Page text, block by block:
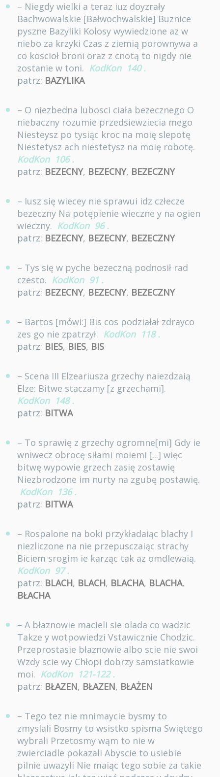
– Niegdy wielki a teraz iuz doyzrały
Bachwowalskie [Bałwochwalskie] Buznice
pyszne Bazyliki Kolosy wywiedzione az w
niebo za krzyki Czas z ziemią porownywa a
co koscioł broni oraz z cnotą to nigdy nie
zostanie w toni. KodKon 140 .
patrz: BAZYLIKA
– O niezbedna lubosci ciała bezecznego O
niebaczny rozumie przedsiewziecia mego
Niesteysz po tysiąc kroc na moię slepotę
Niestetysz ach niestetysz na moię robotę.
KodKon 106 .
patrz: BEZECNY, BEZECNY, BEZECZNY
– Iusz się wiecey nie sprawui idz człecze
bezeczny Na potępienie wieczne y na ogien
wieczny. KodKon 96 .
patrz: BEZECNY, BEZECNY, BEZECZNY
– Tys się w pyche bezeczną podnosił rad
czesto. KodKon 91 .
patrz: BEZECNY, BEZECNY, BEZECZNY
– Bartos [mówi:] Bis cos podziałał zdrayco
zes go nie zpatrzył. KodKon 118 .
patrz: BIES, BIES, BIS
– Scena III Elzeariusza grzechy naiezdzaią
Elze: Bitwe staczamy [z grzechami].
KodKon 148 .
patrz: BITWA
– To sprawię z grzechy ogromne[mi] Gdy ie
wniwecz obrocę siłami moiemi [...] więc
bitwę wypowie grzech zasię zostawię
Niezbrodzone im nurty na zgubę postawię.
KodKon 136 .
patrz: BITWA
– Rospalone na boki przykładaiąc blachy I
niezliczone na nie przepusczaiąc strachy
Biciem srogim ie karząc tak az omdlewaią.
KodKon 97 .
patrz: BLACH, BLACH, BLACHA, BLACHA,
BŁACHA
– A błaznowie macieli sie olada co wadzic
Takze y wotpowiedzi Vstawicznie Chodzic.
Przeprostasie błaznowie albo scie nie swoi
Wzdy scie wy Chłopi dobrzy samsiatkowie
moi. KodKon 121-122 .
patrz: BŁAZEN, BŁAZEN, BŁAŻEN
– Tego tez nie mnimaycie bysmy to
zmyslali Bosmy to wsistko spisma Swiętego
wybrali Przetosmy wąm to nie w
zwierciadle pokazali Abyscie to usiebie
pilnie uwazyli Nie maiąc tego sobie za takie